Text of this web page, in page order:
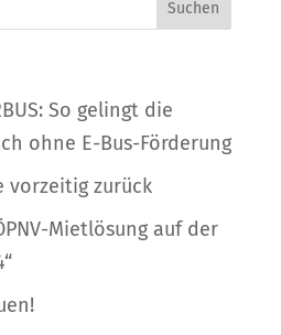
So gelingt die
ohne E-Bus-Förderung
vorzeitig zurück
Mietlösung auf der